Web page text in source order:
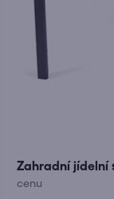
Zahradní jídelní
cenu